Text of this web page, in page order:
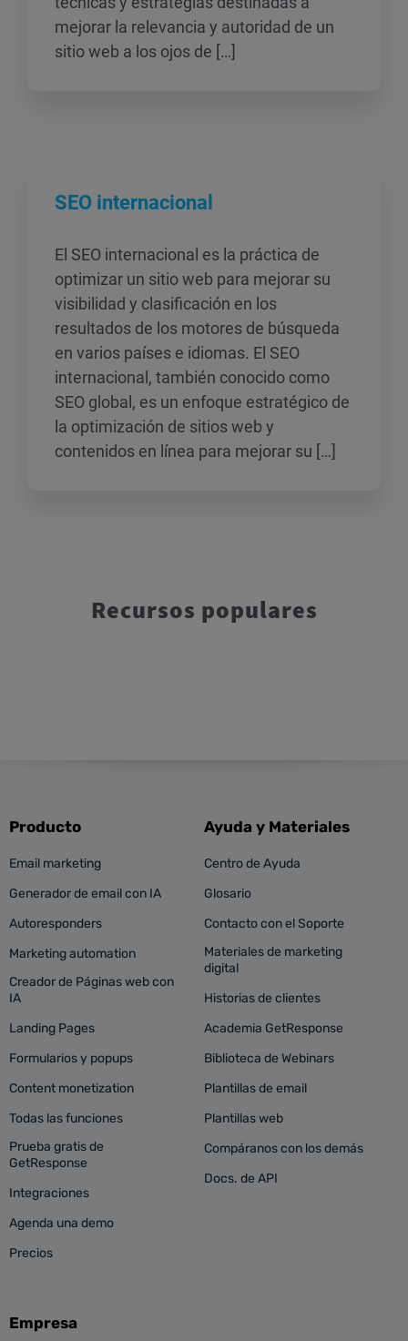
mejorar la relevancia y autoridad de un
sitio web a los ojos de […]
SEO internacional
El SEO internacional es la práctica de
optimizar un sitio web para mejorar su
visibilidad y clasificación en los
resultados de los motores de búsqueda
en varios países e idiomas. El SEO
internacional, también conocido como
SEO global, es un enfoque estratégico de
la optimización de sitios web y
contenidos en línea para mejorar su […]
Recursos populares
Producto
Email marketing
Generador de email con IA
Autoresponders
Marketing automation
Creador de Páginas web con
IA
Landing Pages
Formularios y popups
Content monetization
Todas las funciones
Prueba gratis de
GetResponse
Integraciones
Agenda una demo
Precios
Ayuda y Materiales
Centro de Ayuda
Glosario
Contacto con el Soporte
Materiales de marketing
digital
Historias de clientes
Academia GetResponse
Biblioteca de Webinars
Plantillas de email
Plantillas web
Compáranos con los demás
Docs. de API
Empresa